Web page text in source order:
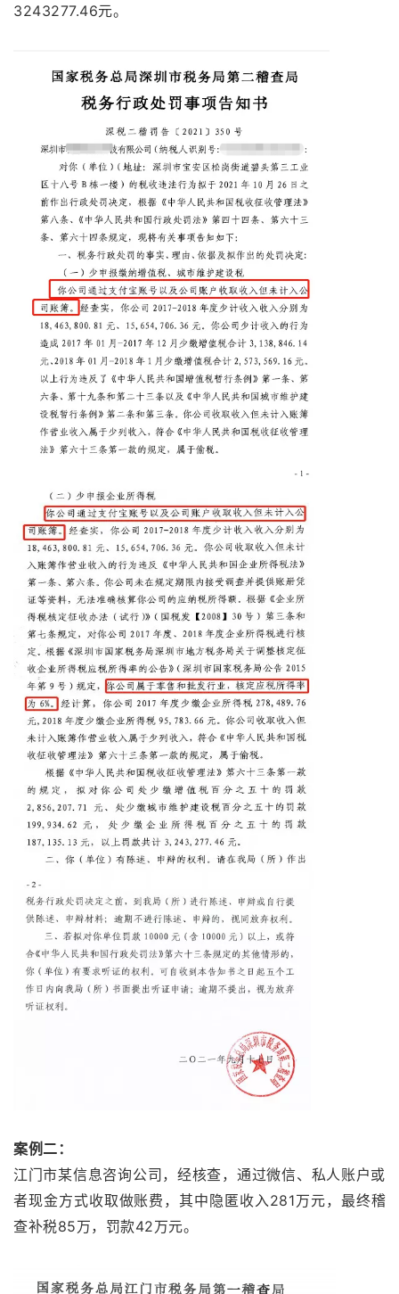
3243277.46元。
案例二：
江门市某信息咨询公司，经核查，通过微信、私人账户或
者现金方式收取做账费，其中隐匿收入281万元，最终稽
查补税85万，罚款42万元。